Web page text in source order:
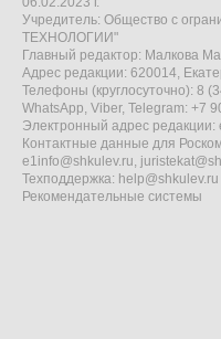
Учредитель: Общество с
ТЕХНОЛОГИИ"
Главный редактор: Малкова
Адрес редакции: 620014,
Телефоны (круглосуточно): 8
WhatsApp, Viber, Telegram: +7
Электронный адрес редакции:
Контактные данные для
e1info@shkulev.ru,
Техподдержка: help@shkulev.ru
Рекомендательные системы